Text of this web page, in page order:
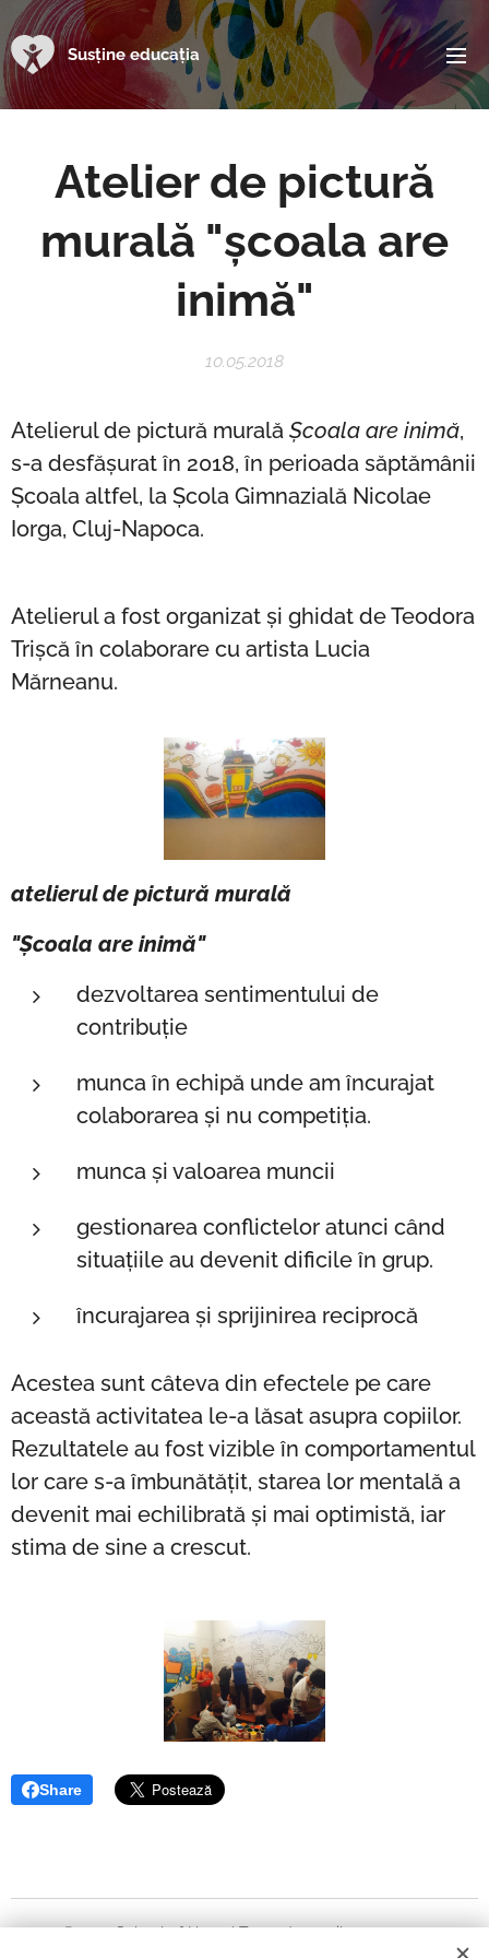
Susține educația
Atelier de pictură
murală "școala are
inimă"
10.05.2018
Atelierul de pictură murală Școala are inimă,
s-a desfășurat în 2018, în perioada săptămânii
Școala altfel, la Școla Gimnazială Nicolae
Iorga, Cluj-Napoca.
Atelierul a fost organizat și ghidat de Teodora
Trișcă în colaborare cu artista Lucia
Mărneanu.
atelierul de pictură murală
"Școala are inimă"
dezvoltarea sentimentului de
contribuție
munca în echipă unde am încurajat
colaborarea și nu competiția.
munca și valoarea muncii
gestionarea conflictelor atunci când
situațiile au devenit dificile în grup.
încurajarea și sprijinirea reciprocă
Acestea sunt câteva din efectele pe care
această activitatea le-a lăsat asupra copiilor.
Rezultatele au fost vizible în comportamentul
lor care s-a îmbunătățit, starea lor mentală a
devenit mai echilibrată și mai optimistă, iar
stima de sine a crescut.
Share
© 2021 School of Heart | Toate drepturile rezervate.